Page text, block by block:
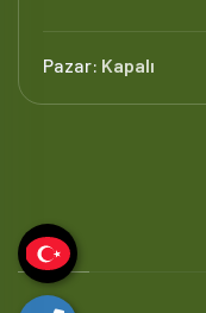
Pazar: Kapalı